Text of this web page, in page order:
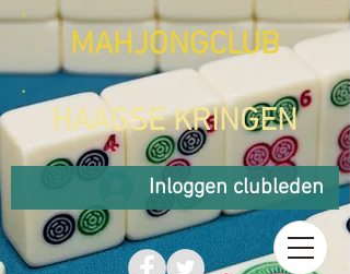
MAHJONGCLUB
HAAGSE KRINGEN
Inloggen clubleden